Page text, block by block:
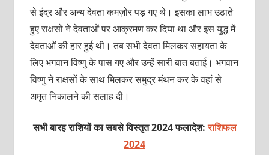
से इंद्र और अन्‍य देवता कमज़ोर पड़ गए थे। इसका लाभ उठाते
हुए राक्षसों ने देवताओं पर आक्रमण कर दिया था और इस युद्ध में
देवताओं की हार हुई थी। तब सभी देवता मिलकर सहायता के
लिए भगवान विष्‍णु के पास गए और उन्‍हें सारी बात बताई। भगवान
विष्‍णु ने राक्षसों के साथ मिलकर समुद्र मंथन कर के वहां से
अमृत निकालने की सलाह दी।
सभी बारह राशियों का सबसे विस्तृत 2024 फलादेश:राशिफल
2024